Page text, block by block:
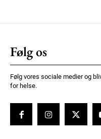
Følg os
Følg vores sociale medier og
for helse.